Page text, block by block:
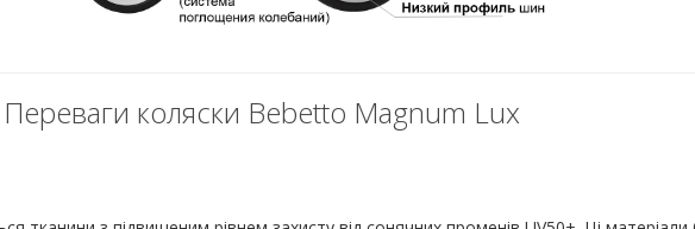
Переваги коляски Bebetto Magnum Lux